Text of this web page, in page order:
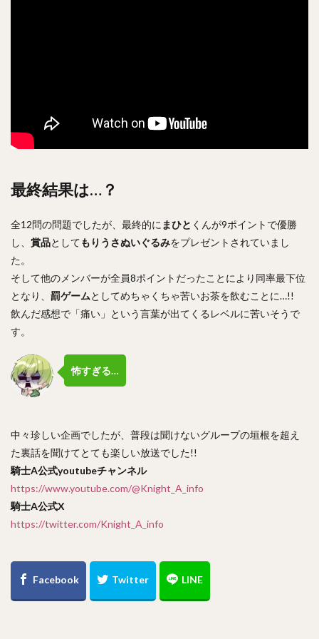
最終結果は…？
全12問の問題でしたが、最終的に まひと くんが9ポイントで優勝
し、 賞品としてもりうさぬいぐるみをプレゼントされていまし
た。
そして他のメンバーが全員8ポイントだったことにより同率最下位
となり、 罰ゲームとしてめちゃくちゃ苦いお茶を飲むことに…!!
飲んだ感想で「痛い」という言葉が出てくるレベルに苦いそうで
す。
怖すぎる…
中々珍しい企画でしたが、普段は聞けないグループの垣根を超え
た裏話を聞けてとても楽しい放送でした!!
騎士A公式youtubeチャンネル
https://www.youtube.com/@Knight_A_info
騎士A公式X
https://twitter.com/Knight_A_info